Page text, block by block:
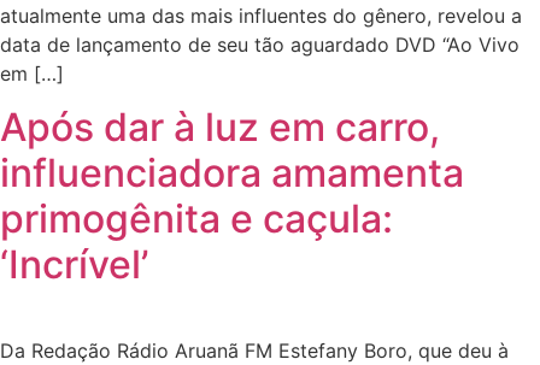
atualmente uma das mais influentes do gênero, revelou a
data de lançamento de seu tão aguardado DVD “Ao Vivo
em […]
Após dar à luz em carro,
influenciadora amamenta
primogênita e caçula:
‘Incrível’
Da Redação Rádio Aruanã FM Estefany Boro, que deu à